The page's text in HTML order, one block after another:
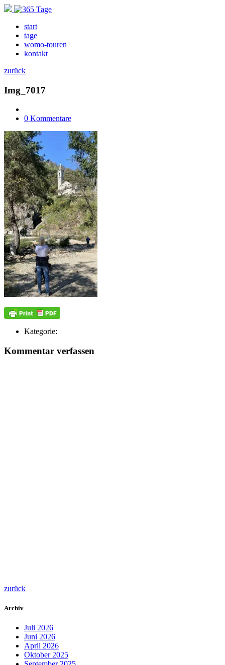
start
tage
womo-touren
kontakt
zurück
Img_7017
0 Kommentare
Kategorie:
Kommentar verfassen
zurück
Archiv
Juli 2026
Juni 2026
April 2026
Oktober 2025